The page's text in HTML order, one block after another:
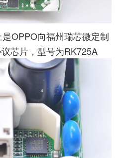
OPPO向福州瑞芯微定制
芯片，型号为RK725A